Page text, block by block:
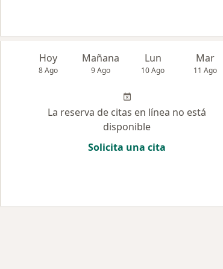
Hoy
8 Ago
Mañana
9 Ago
Lun
10 Ago
Mar
11 Ago
La reserva de citas en línea no está
disponible
Solicita una cita